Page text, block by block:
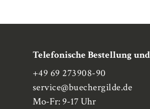
Telefonische Bestellung
+49 69 273908-90
service@buechergilde.de
Mo-Fr: 9-17 Uhr